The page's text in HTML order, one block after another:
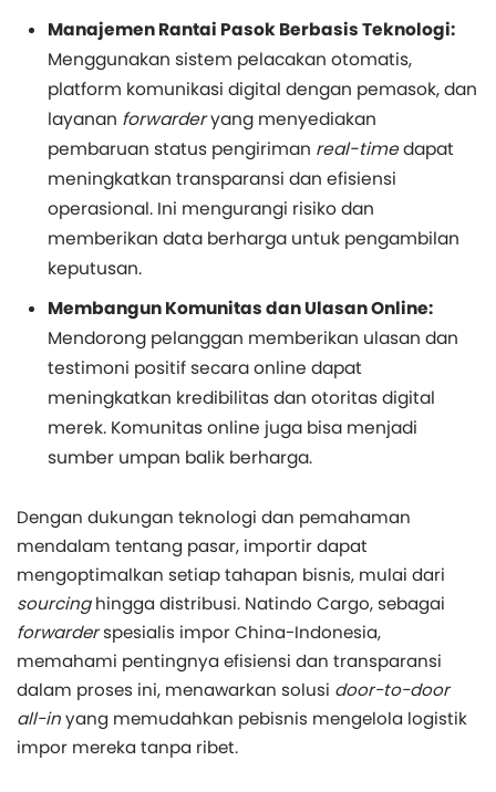
Manajemen Rantai Pasok Berbasis Teknologi:
Menggunakan sistem pelacakan otomatis,
platform komunikasi digital dengan pemasok, dan
layanan forwarderyang menyediakan
pembaruan status pengiriman real-timedapat
meningkatkan transparansi dan efisiensi
operasional. Ini mengurangi risiko dan
memberikan data berharga untuk pengambilan
keputusan.
Membangun Komunitas dan Ulasan Online:
Mendorong pelanggan memberikan ulasan dan
testimoni positif secara online dapat
meningkatkan kredibilitas dan otoritas digital
merek. Komunitas online juga bisa menjadi
sumber umpan balik berharga.
Dengan dukungan teknologi dan pemahaman
mendalam tentang pasar, importir dapat
mengoptimalkan setiap tahapan bisnis, mulai dari
sourcinghingga distribusi. Natindo Cargo, sebagai
forwarderspesialis impor China-Indonesia,
memahami pentingnya efisiensi dan transparansi
dalam proses ini, menawarkan solusi door-to-door
all-inyang memudahkan pebisnis mengelola logistik
impor mereka tanpa ribet.